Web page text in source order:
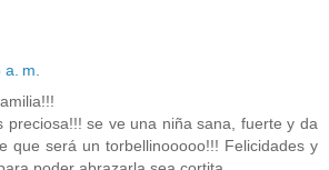
m.
preciosa!!! se ve una niña sana, fuerte y da
que será un torbellinooooo!!! Felicidades y